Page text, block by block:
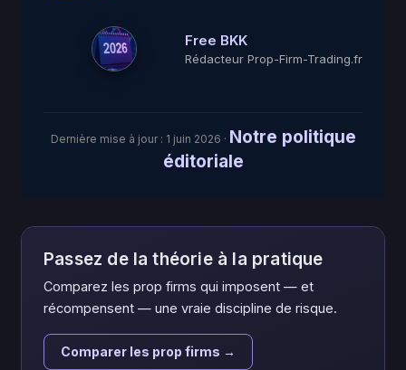
Free BKK
Rédacteur Prop-Firm-Trading.fr
Dernière mise à jour : 1 juin 2026 · Notre politique
éditoriale
Passez de la théorie à la pratique
Comparez les prop firms qui imposent — et
récompensent — une vraie discipline de risque.
Comparer les prop firms →